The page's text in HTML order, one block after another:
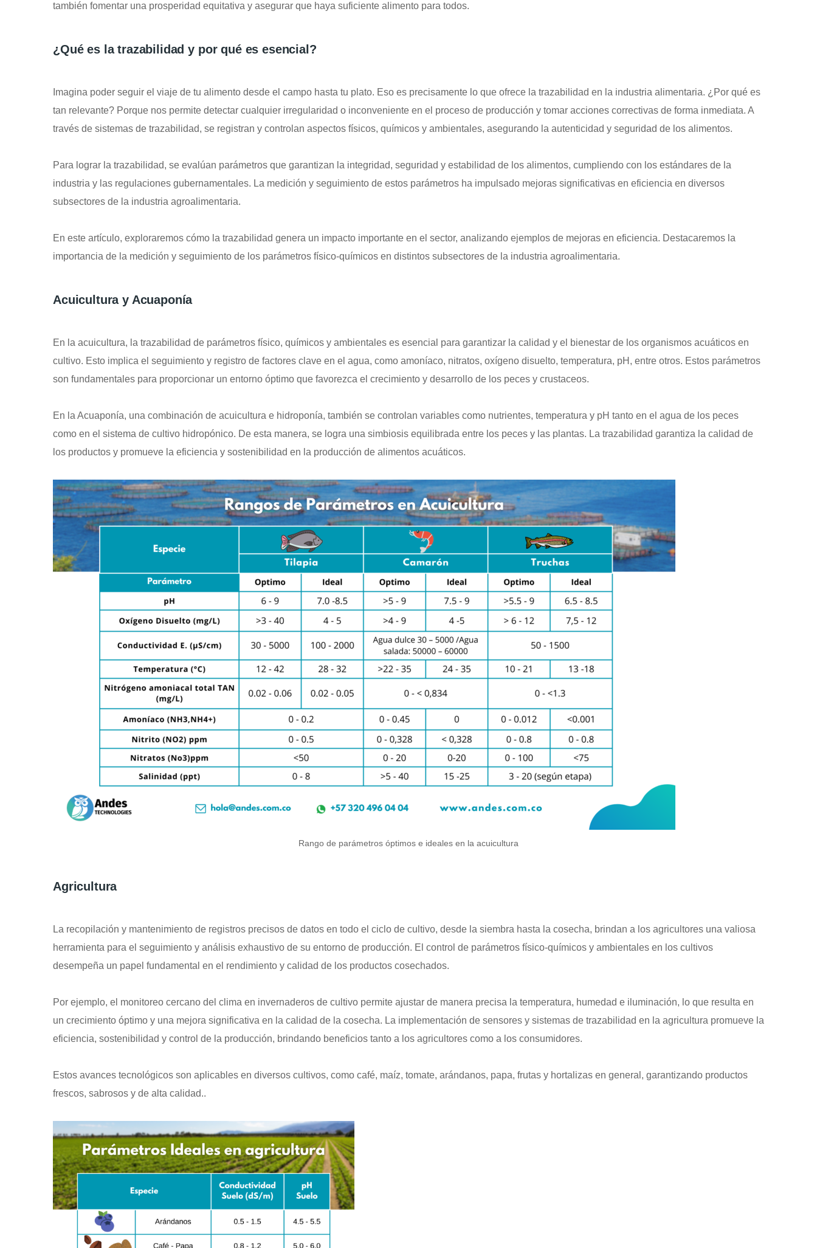
también fomentar una prosperidad equitativa y asegurar que haya suficiente alimento para todos.
¿Qué es la trazabilidad y por qué es esencial?
Imagina poder seguir el viaje de tu alimento desde el campo hasta tu plato. Eso es precisamente lo que ofrece la trazabilidad en la industria alimentaria. ¿Por qué es
tan relevante? Porque nos permite detectar cualquier irregularidad o inconveniente en el proceso de producción y tomar acciones correctivas de forma inmediata. A
través de sistemas de trazabilidad, se registran y controlan aspectos físicos, químicos y ambientales, asegurando la autenticidad y seguridad de los alimentos.
Para lograr la trazabilidad, se evalúan parámetros que garantizan la integridad, seguridad y estabilidad de los alimentos, cumpliendo con los estándares de la
industria y las regulaciones gubernamentales. La medición y seguimiento de estos parámetros ha impulsado mejoras significativas en eficiencia en diversos
subsectores de la industria agroalimentaria.
En este artículo, exploraremos cómo la trazabilidad genera un impacto importante en el sector, analizando ejemplos de mejoras en eficiencia. Destacaremos la
importancia de la medición y seguimiento de los parámetros físico-químicos en distintos subsectores de la industria agroalimentaria.
Acuicultura y Acuaponía
En la acuicultura, la trazabilidad de parámetros físico, químicos y ambientales es esencial para garantizar la calidad y el bienestar de los organismos acuáticos en
cultivo. Esto implica el seguimiento y registro de factores clave en el agua, como amoníaco, nitratos, oxígeno disuelto, temperatura, pH, entre otros. Estos parámetros
son fundamentales para proporcionar un entorno óptimo que favorezca el crecimiento y desarrollo de los peces y crustaceos.
En la Acuaponía, una combinación de acuicultura e hidroponía, también se controlan variables como nutrientes, temperatura y pH tanto en el agua de los peces
como en el sistema de cultivo hidropónico. De esta manera, se logra una simbiosis equilibrada entre los peces y las plantas. La trazabilidad garantiza la calidad de
los productos y promueve la eficiencia y sostenibilidad en la producción de alimentos acuáticos.
Rango de parámetros óptimos e ideales en la acuicultura
Agricultura
La recopilación y mantenimiento de registros precisos de datos en todo el ciclo de cultivo, desde la siembra hasta la cosecha, brindan a los agricultores una valiosa
herramienta para el seguimiento y análisis exhaustivo de su entorno de producción. El control de parámetros físico-químicos y ambientales en los cultivos
desempeña un papel fundamental en el rendimiento y calidad de los productos cosechados.
Por ejemplo, el monitoreo cercano del clima en invernaderos de cultivo permite ajustar de manera precisa la temperatura, humedad e iluminación, lo que resulta en
un crecimiento óptimo y una mejora significativa en la calidad de la cosecha. La implementación de sensores y sistemas de trazabilidad en la agricultura promueve la
eficiencia, sostenibilidad y control de la producción, brindando beneficios tanto a los agricultores como a los consumidores.
Estos avances tecnológicos son aplicables en diversos cultivos, como café, maíz, tomate, arándanos, papa, frutas y hortalizas en general, garantizando productos
frescos, sabrosos y de alta calidad..